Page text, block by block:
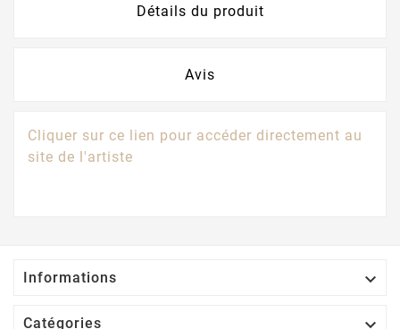
Détails du produit
Avis
Cliquer sur ce lien pour accéder directement au
site de l'artiste
Informations 
Catégories